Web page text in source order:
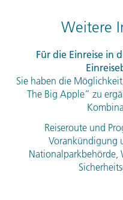
Weitere
Für die Einreise in
Sie haben die
The Big Apple” zu
Reiseroute und
Vorankündigung
Nationalparkbehörde,